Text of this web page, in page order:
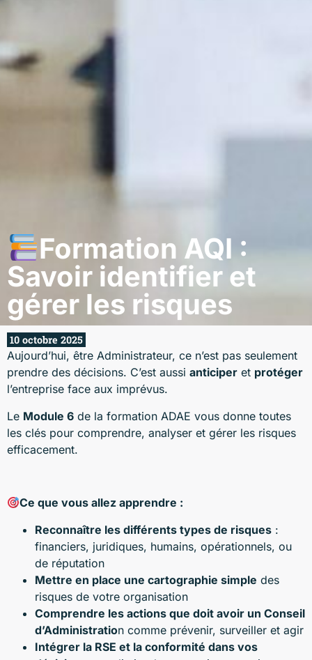
Formation AQI :
Savoir identifier et
gérer les risques
10 octobre 2025
Aujourd’hui, être Administrateur, ce n’est pas seulement
prendre des décisions. C’est aussi anticiper et protéger
l’entreprise face aux imprévus.
Le Module 6 de la formation ADAE vous donne toutes
les clés pour comprendre, analyser et gérer les risques
efficacement.
Ce que vous allez apprendre :
Reconnaître les différents types de risques :
financiers, juridiques, humains, opérationnels, ou
de réputation
Mettre en place une cartographie simple des
risques de votre organisation
Comprendre les actions que doit avoir un Conseil
d’Administration comme prévenir, surveiller et agir
Intégrer la RSE et la conformité dans vos